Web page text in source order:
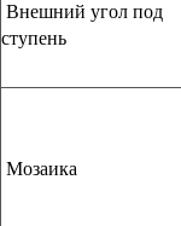
Внешний угол под
ступень
Мозаика